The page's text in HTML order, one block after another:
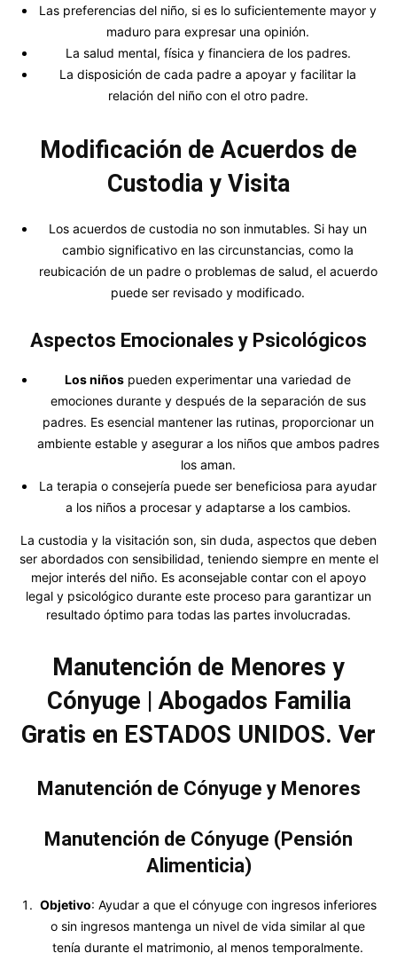
Las preferencias del niño, si es lo suficientemente mayor y
maduro para expresar una opinión.
La salud mental, física y financiera de los padres.
La disposición de cada padre a apoyar y facilitar la
relación del niño con el otro padre.
Modificación de Acuerdos de
Custodia y Visita
Los acuerdos de custodia no son inmutables. Si hay un
cambio significativo en las circunstancias, como la
reubicación de un padre o problemas de salud, el acuerdo
puede ser revisado y modificado.
Aspectos Emocionales y Psicológicos
Los niños pueden experimentar una variedad de
emociones durante y después de la separación de sus
padres. Es esencial mantener las rutinas, proporcionar un
ambiente estable y asegurar a los niños que ambos padres
los aman.
La terapia o consejería puede ser beneficiosa para ayudar
a los niños a procesar y adaptarse a los cambios.
La custodia y la visitación son, sin duda, aspectos que deben
ser abordados con sensibilidad, teniendo siempre en mente el
mejor interés del niño. Es aconsejable contar con el apoyo
legal y psicológico durante este proceso para garantizar un
resultado óptimo para todas las partes involucradas.
Manutención de Menores y
Cónyuge | Abogados Familia
Gratis en ESTADOS UNIDOS. Ver
Manutención de Cónyuge y Menores
Manutención de Cónyuge (Pensión
Alimenticia)
Objetivo: Ayudar a que el cónyuge con ingresos inferiores
o sin ingresos mantenga un nivel de vida similar al que
tenía durante el matrimonio, al menos temporalmente.